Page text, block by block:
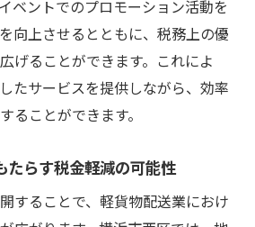
ベントでのプロモーション活動を
向上させるとともに、税務上の優
げることができます。これによ
たサービスを提供しながら、効率
ることができます。
たらす税金軽減の可能性
することで、軽貨物配送業におけ